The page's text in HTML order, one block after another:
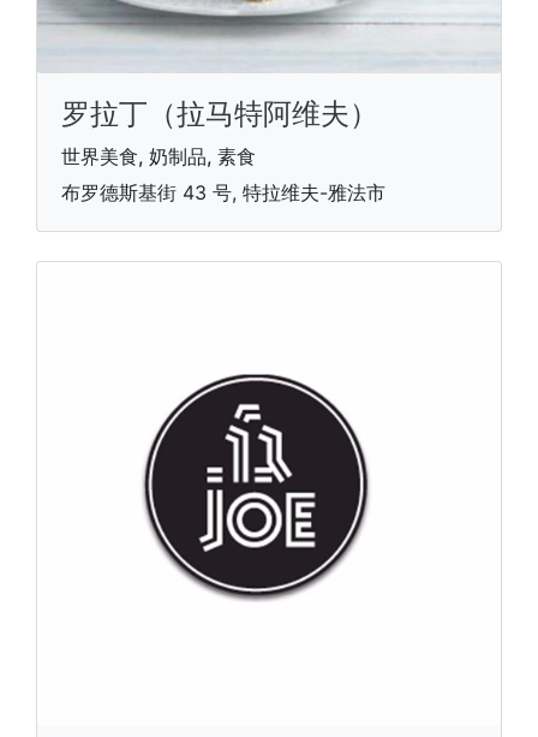
罗拉丁（拉马特阿维夫）
世界美食, 奶制品, 素食
布罗德斯基街 43 号, 特拉维夫-雅法市